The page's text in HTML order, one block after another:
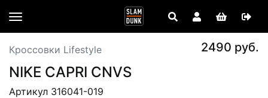
Кроссовки Lifestyle 2490 руб.
NIKE CAPRI CNVS
Артикул 316041-019